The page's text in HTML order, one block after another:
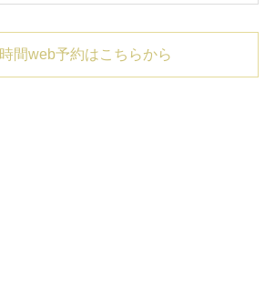
間web予約はこちらから